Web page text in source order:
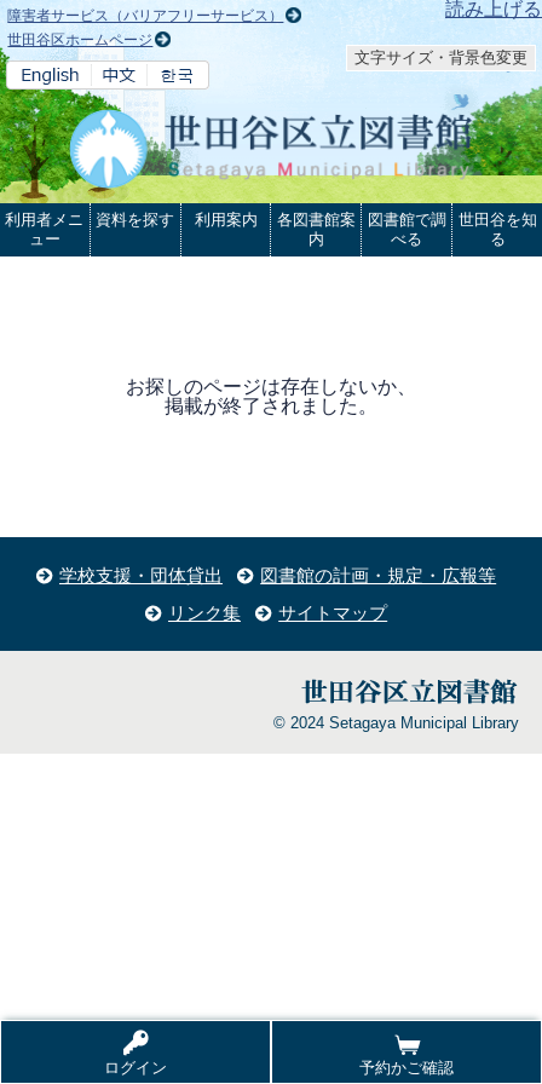
本文へ 読み上げる
障害者サービス（バリアフリーサービス）
世田谷区ホームページ
文字サイズ・背景色変更
ログイン 予約かご確認
利用者メニ
ュー
資料を探す 利用案内
各図書館案
内
図書館で調
べる
世田谷を知
る
お探しのページは存在しないか、
掲載が終了されました。
学校支援・団体貸出
図書館の計画・規定・広報等
リンク集
サイトマップ
© 2024 Setagaya Municipal Library